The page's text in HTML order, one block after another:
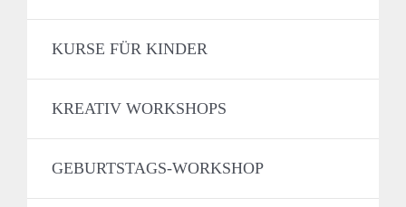
KURSE FÜR KINDER
KREATIV WORKSHOPS
GEBURTSTAGS-WORKSHOP